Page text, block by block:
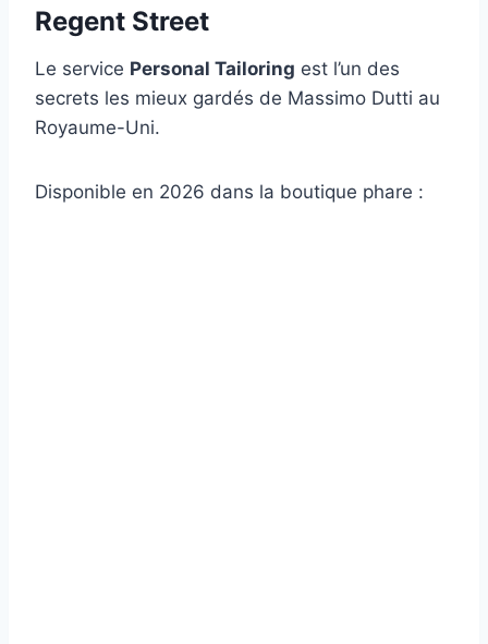
Regent Street
Le service Personal Tailoring est l’un des
secrets les mieux gardés de Massimo Dutti au
Royaume-Uni.
Disponible en 2026 dans la boutique phare :